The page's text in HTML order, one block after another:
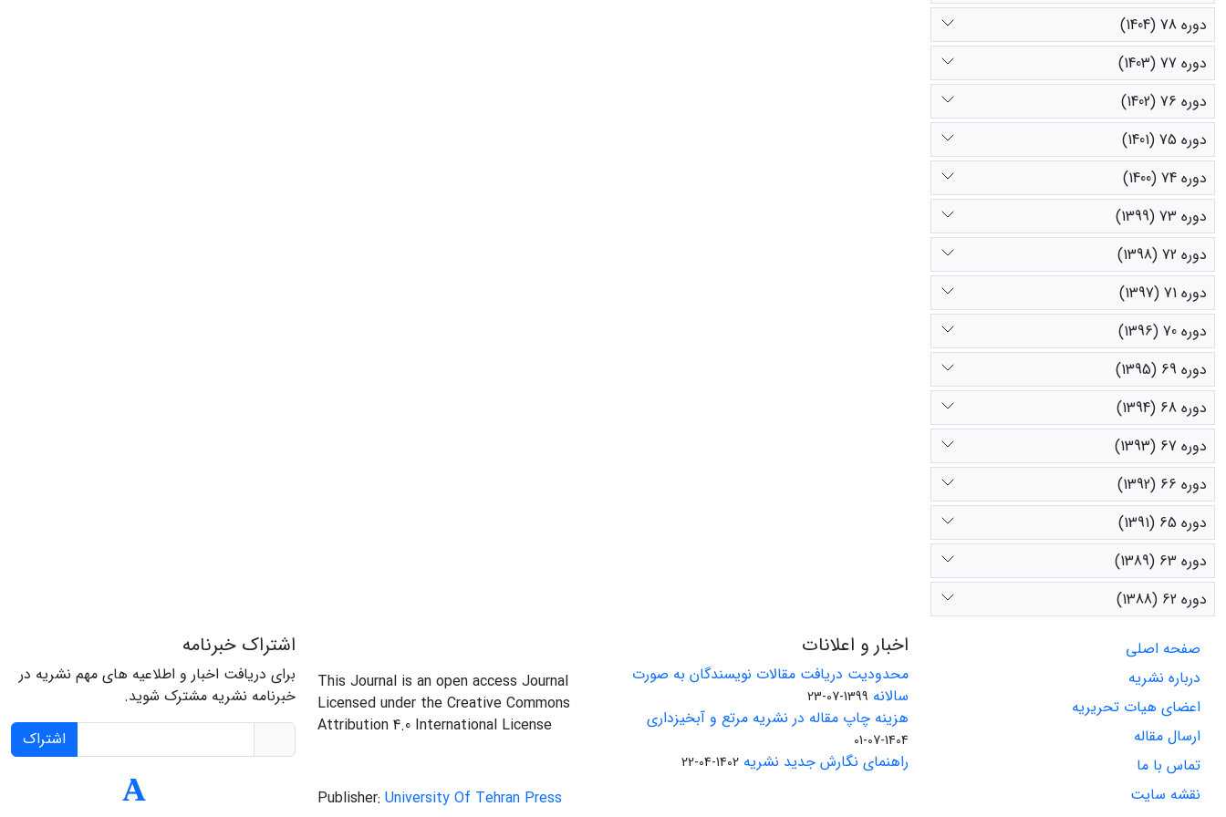
دوره 78 (1404)
دوره 77 (1403)
دوره 76 (1402)
دوره 75 (1401)
دوره 74 (1400)
دوره 73 (1399)
دوره 72 (1398)
دوره 71 (1397)
دوره 70 (1396)
دوره 69 (1395)
دوره 68 (1394)
دوره 67 (1393)
دوره 66 (1392)
دوره 65 (1391)
دوره 63 (1389)
دوره 62 (1388)
صفحه اصلی
درباره نشریه
اعضای هیات تحریریه
ارسال مقاله
تماس با ما
نقشه سایت
اخبار و اعلانات
محدودیت دریافت مقالات نویسندگان به صورت
سالانه 1399-07-23
هزینه چاپ مقاله در نشریه مرتع و آبخیزداری
1404-07-01
راهنمای نگارش جدید نشریه 1402-04-22
This Journal is an open access Journal
Licensed under the Creative Commons
Attribution 4.0 International License
Publisher: University Of Tehran Press
اشتراک خبرنامه
برای دریافت اخبار و اطلاعیه های مهم نشریه در
خبرنامه نشریه مشترک شوید.
اشتراک